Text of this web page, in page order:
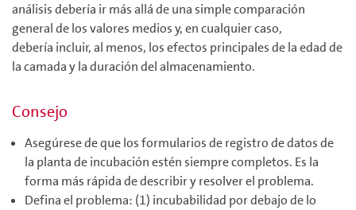
análisis debería ir más allá de una simple comparación
general de los valores medios y, en cualquier caso,
debería incluir, al menos, los efectos principales de la edad de
la camada y la duración del almacenamiento.
Consejo
Asegúrese de que los formularios de registro de datos de
la planta de incubación estén siempre completos. Es la
forma más rápida de describir y resolver el problema.
Defina el problema: (1) incubabilidad por debajo de lo